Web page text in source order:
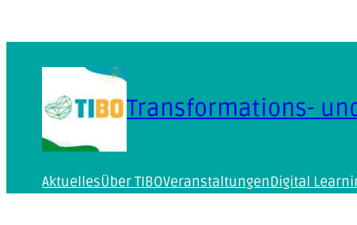
Inhalt
Transformations-
AktuellesÜber TIBOVeranstaltungenDigital